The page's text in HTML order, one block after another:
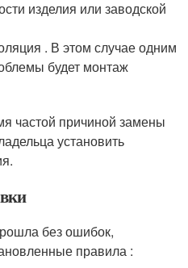
изделия или заводской
. В этом случае одним
будет монтаж
частой причиной замены
установить
без ошибок,
правила :